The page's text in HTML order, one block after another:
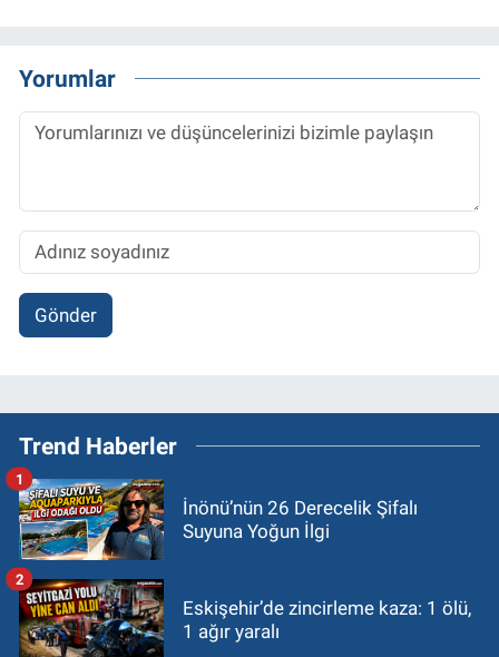
Yorumlar
Gönder
Trend Haberler
İnönü’nün 26 Derecelik Şifalı
Suyuna Yoğun İlgi
1
Eskişehir’de zincirleme kaza: 1 ölü,
1 ağır yaralı
2